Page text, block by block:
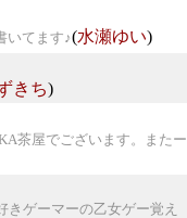
いてます♪(水瀬ゆい)
きち)
茶屋でございます。またー
きゲーマーの乙女ゲー覚え